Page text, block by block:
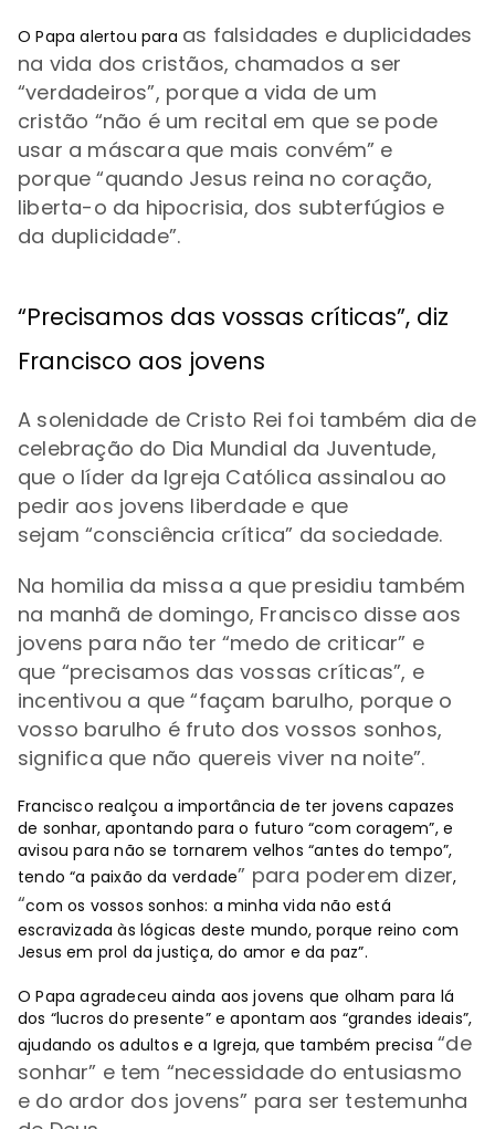
O Papa alertou para as falsidades e duplicidades
na vida dos cristãos, chamados a ser
“verdadeiros”, porque a vida de um
cristão “não é um recital em que se pode
usar a máscara que mais convém” e
porque“quando Jesus reina no coração,
liberta-o da hipocrisia, dos subterfúgios e
da duplicidade”.
“Precisamos das vossas críticas”, diz
Francisco aos jovens
A solenidade de Cristo Rei foi também dia de
celebração do Dia Mundial da Juventude,
que o líder da Igreja Católica assinalou ao
pedir aos jovens liberdade e que
sejam“consciência crítica” da sociedade.
Na homilia da missa a que presidiu também
na manhã de domingo, Francisco disse aos
jovens para não ter “medo de criticar” e
que “precisamos das vossas críticas”, e
incentivou a que“façam barulho, porque o
vosso barulho é fruto dos vossos sonhos,
significa que não quereis viver na noite”.
Francisco realçou a importância de ter jovens capazes
de sonhar, apontando para o futuro “com coragem”, e
avisou para não se tornarem velhos “antes do tempo”,
tendo “a paixão da verdade” para poderem dizer,
“com os vossos sonhos: a minha vida não está
escravizada às lógicas deste mundo, porque reino com
Jesus em prol da justiça, do amor e da paz”.
O Papa agradeceu ainda aos jovens que olham para lá
dos “lucros do presente” e apontam aos “grandes ideais”,
ajudando os adultos e a Igreja, que também precisa“de
sonhar” e tem “necessidade do entusiasmo
e do ardor dos jovens” para ser testemunha